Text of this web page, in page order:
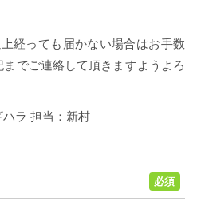
経っても届かない場合はお手数
でご連絡して頂きますようよろ
ラ 担当：新村
必須